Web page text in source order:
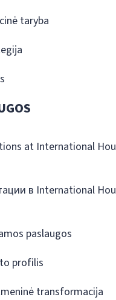
taryba
at International
в International
paslaugos
profilis
transformacija